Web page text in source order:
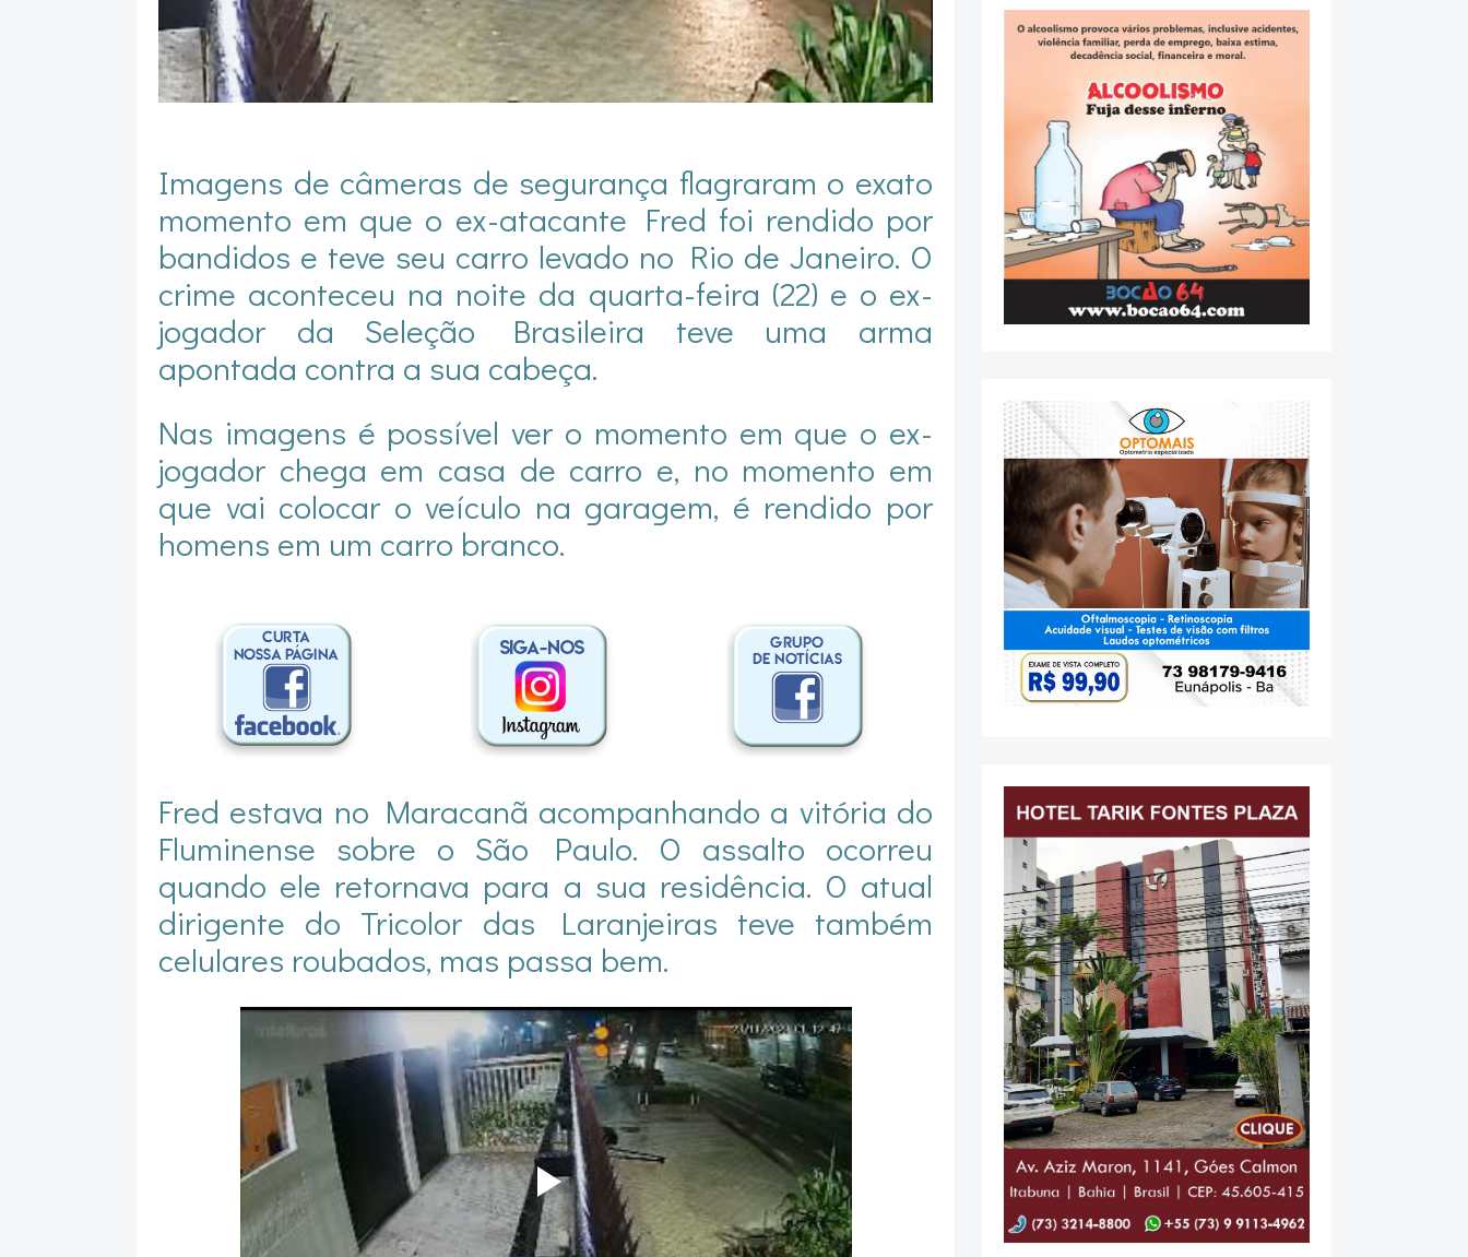
Imagens de câmeras de segurança flagraram o exato
momento em que o ex-atacante Fred foi rendido por
bandidos e teve seu carro levado no Rio de Janeiro. O
crime aconteceu na noite da quarta-feira (22) e o ex-
jogador da Seleção Brasileira teve uma arma
apontada contra a sua cabeça.
Nas imagens é possível ver o momento em que o ex-
jogador chega em casa de carro e, no momento em
que vai colocar o veículo na garagem, é rendido por
homens em um carro branco.
Fred estava no Maracanã acompanhando a vitória do
Fluminense sobre o São Paulo. O assalto ocorreu
quando ele retornava para a sua residência. O atual
dirigente do Tricolor das Laranjeiras teve também
celulares roubados, mas passa bem.